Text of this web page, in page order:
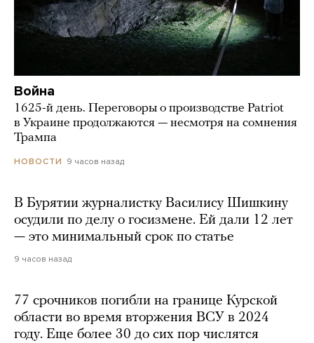
Война
1625-й день. Переговоры о производстве Patriot
в Украине продолжаются — несмотря на сомнения
Трампа
НОВОСТИ 9 часов назад
В Бурятии журналистку Василису Шишкину
осудили по делу о госизмене. Ей дали 12 лет
— это минимальный срок по статье
9 часов назад
77 срочников погибли на границе Курской
области во время вторжения ВСУ в 2024
году. Еще более 30 до сих пор числятся